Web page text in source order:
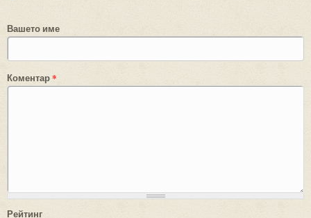
Вашето име
Коментар*
Рейтинг